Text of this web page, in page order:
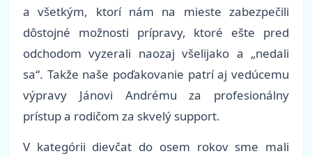
a všetkým, ktorí nám na mieste zabezpečili
dôstojné možnosti prípravy, ktoré ešte pred
odchodom vyzerali naozaj všelijako a „nedali
sa“. Takže naše poďakovanie patrí aj vedúcemu
výpravy Jánovi Andrému za profesionálny
prístup a rodičom za skvelý support.
V kategórii dievčat do osem rokov sme mali